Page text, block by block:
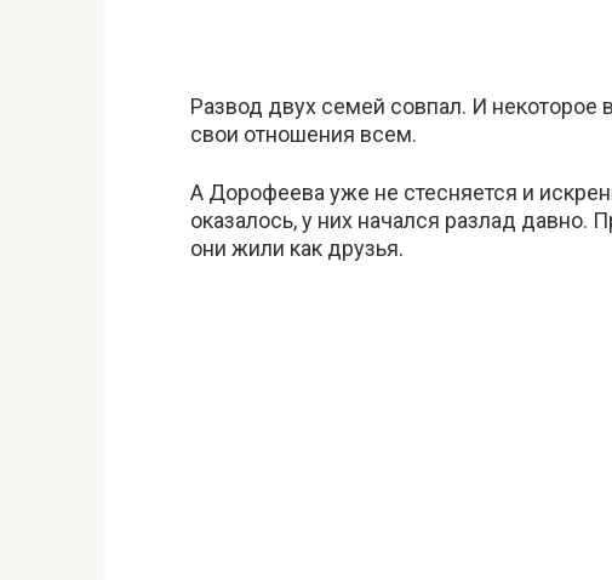
Развод двух семей совпал. И некоторое
свои отношения всем.
А Дорофеева уже не стесняется и
оказалось, у них начался разлад давно.
они жили как друзья.